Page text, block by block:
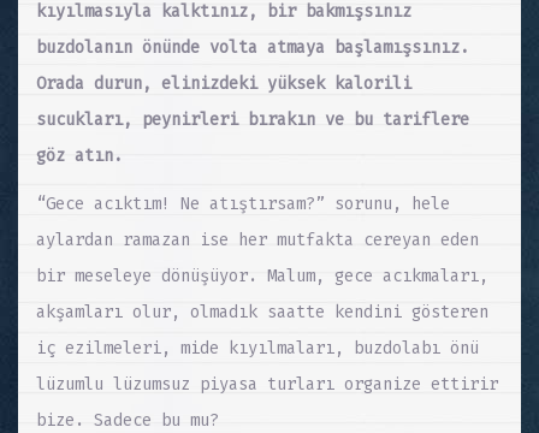
kıyılmasıyla kalktınız, bir bakmışsınız
buzdolanın önünde volta atmaya başlamışsınız.
Orada durun, elinizdeki yüksek kalorili
sucukları, peynirleri bırakın ve bu tariflere
göz atın.
“Gece acıktım! Ne atıştırsam?” sorunu, hele
aylardan ramazan ise her mutfakta cereyan eden
bir meseleye dönüşüyor. Malum, gece acıkmaları,
akşamları olur, olmadık saatte kendini gösteren
iç ezilmeleri, mide kıyılmaları, buzdolabı önü
lüzumlu lüzumsuz piyasa turları organize ettirir
bize. Sadece bu mu?